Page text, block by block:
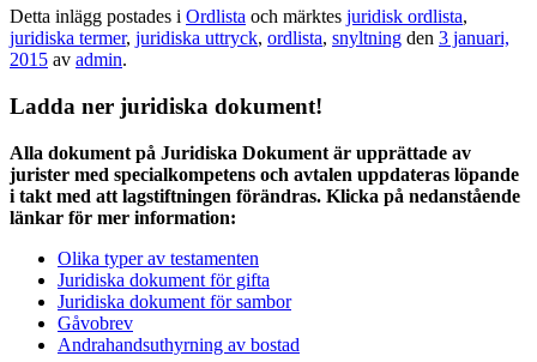
Detta inlägg postades i Ordlista och märktes juridisk ordlista,
juridiska termer, juridiska uttryck, ordlista, snyltning den 3 januari,
2015 av admin.
Ladda ner juridiska dokument!
Alla dokument på Juridiska Dokument är upprättade av
jurister med specialkompetens och avtalen uppdateras löpande
i takt med att lagstiftningen förändras. Klicka på nedanstående
länkar för mer information:
Olika typer av testamenten
Juridiska dokument för gifta
Juridiska dokument för sambor
Gåvobrev
Andrahandsuthyrning av bostad